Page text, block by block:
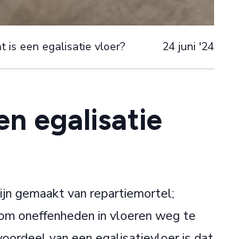
is een egalisatie vloer? 24 juni '24
egalisatie
gemaakt van repartiemortel;
oneffenheden in vloeren weg te